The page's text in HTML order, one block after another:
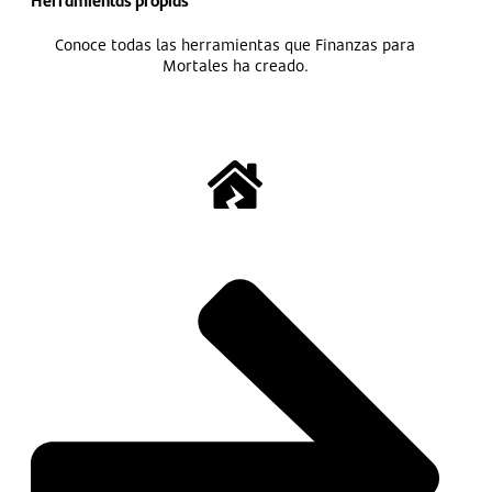
Conoce todas las herramientas que Finanzas para
Mortales ha creado.